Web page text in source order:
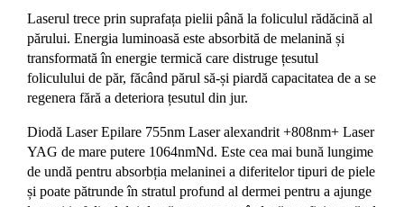
Laserul trece prin suprafața pielii până la foliculul rădăcină al
părului. Energia luminoasă este absorbită de melanină și
transformată în energie termică care distruge țesutul
foliculului de păr, făcând părul să-și piardă capacitatea de a se
regenera fără a deteriora țesutul din jur.
Diodă Laser Epilare 755nm Laser alexandrit +808nm+ Laser
YAG de mare putere 1064nmNd. Este cea mai bună lungime
de undă pentru absorbția melaninei a diferitelor tipuri de piele
și poate pătrunde în stratul profund al dermei pentru a ajunge